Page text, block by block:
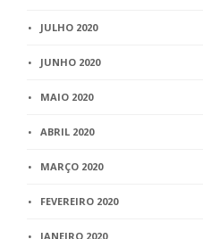
JULHO 2020
JUNHO 2020
MAIO 2020
ABRIL 2020
MARÇO 2020
FEVEREIRO 2020
JANEIRO 2020